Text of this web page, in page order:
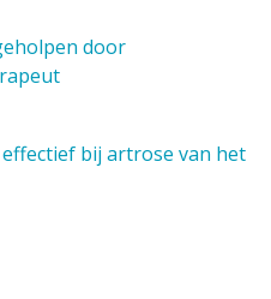
door
bij artrose van het